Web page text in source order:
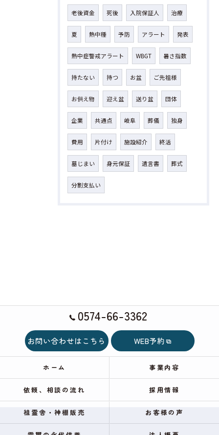
老後資金 死後 入院保証人 治療
夏 熱中種 予防 アラート 発表
熱中症警戒アラート WBGT 暑さ指数
持たない 持つ お盆 ご先祖様
お供え物 迎え盆 送り盆 団体
企業 共通点 岐阜 葬儀 独身
費用 片付け 施設紹介 終活
墓じまい 身元保証 遺言書 葬式
分割支払い
0574-66-3362
お問い合わせはこちら WEB予約
ホーム 事業内容
依頼、相談の流れ 採用情報
祖霊舎・神棚販売 お客様の声